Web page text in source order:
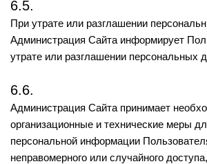
6.5.
При утрате или разглашении
Администрация Сайта информирует
утрате или разглашении персональных
6.6.
Администрация Сайта принимает
организационные и технические меры
персональной информации
неправомерного или случайного